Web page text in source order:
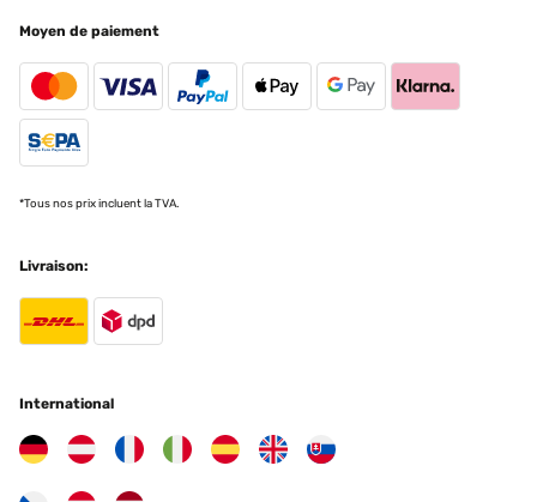
Amazon-Benutzer
Traduire
Moyen de paiement
*Tous nos prix incluent la TVA.
Livraison:
International